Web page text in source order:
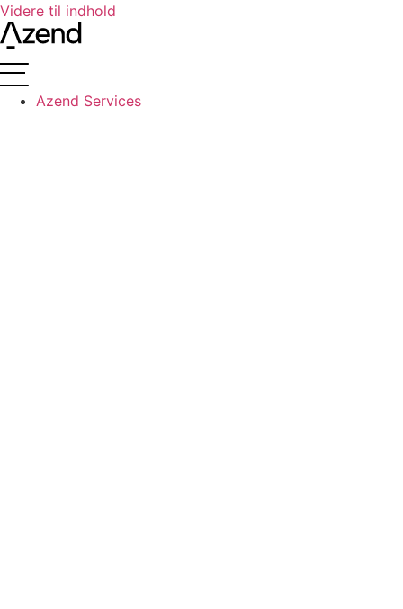
Videre til indhold
Azend Services